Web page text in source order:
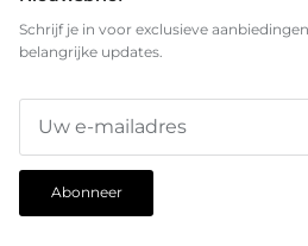
Schrijf je in voor exclusieve
belangrijke updates.
Abonneer